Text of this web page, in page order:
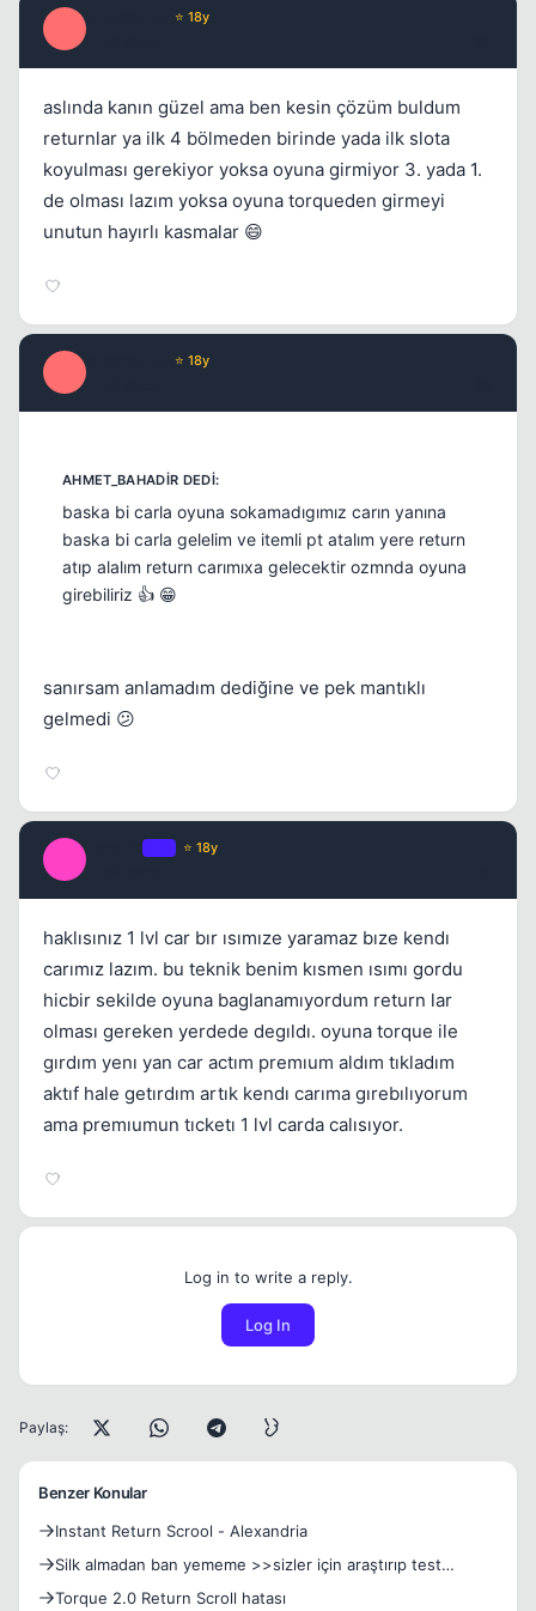
⭐ 18y
aslında kanın güzel ama ben kesin çözüm buldum
returnlar ya ilk 4 bölmeden birinde yada ilk slota
koyulması gerekiyor yoksa oyuna girmiyor 3. yada 1.
de olması lazım yoksa oyuna torqueden girmeyi
unutun hayırlı kasmalar 😄
⭐ 18y
baska bi carla oyuna sokamadıgımız carın yanına
baska bi carla gelelim ve itemli pt atalım yere return
atıp alalım return carımıxa gelecektir ozmnda oyuna
girebiliriz 👍 😁
sanırsam anlamadım dediğine ve pek mantıklı
gelmedi 😕
⭐ 18y
haklısınız 1 lvl car bır ısımıze yaramaz bıze kendı
carımız lazım. bu teknik benim kısmen ısımı gordu
hicbir sekilde oyuna baglanamıyordum return lar
olması gereken yerdede degıldı. oyuna torque ile
gırdım yenı yan car actım premıum aldım tıkladım
aktıf hale getırdım artık kendı carıma gırebılıyorum
ama premıumun tıcketı 1 lvl carda calısıyor.
Log in to write a reply.
Log In
Paylaş:
Benzer Konular
Instant Return Scrool - Alexandria
Silk almadan ban yememe >>sizler için araştırıp test
ettim<<
Torque 2.0 Return Scroll hatası